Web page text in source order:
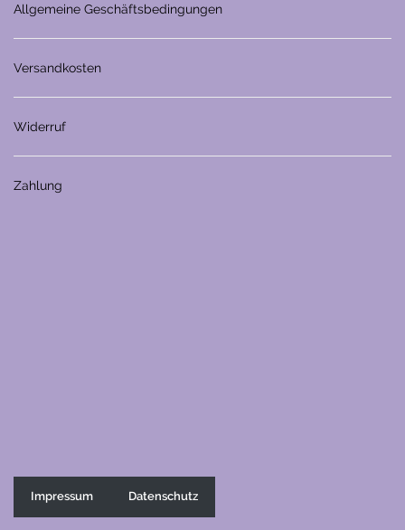
Allgemeine Geschäftsbedingungen
Versandkosten
Widerruf
Zahlung
Impressum Datenschutz